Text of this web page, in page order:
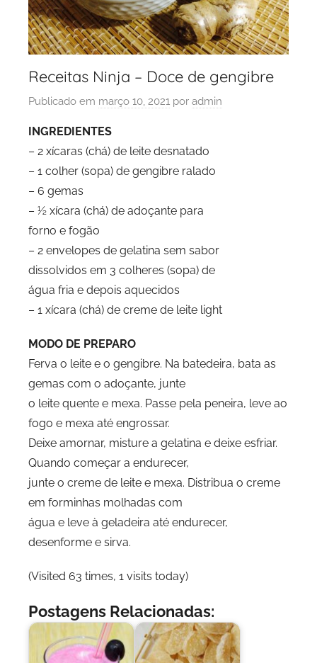
Receitas Ninja – Doce de gengibre
Publicado em março 10, 2021 por admin
INGREDIENTES
– 2 xícaras (chá) de leite desnatado
– 1 colher (sopa) de gengibre ralado
– 6 gemas
– ½ xícara (chá) de adoçante para
forno e fogão
– 2 envelopes de gelatina sem sabor
dissolvidos em 3 colheres (sopa) de
água fria e depois aquecidos
– 1 xícara (chá) de creme de leite light
MODO DE PREPARO
Ferva o leite e o gengibre. Na batedeira, bata as
gemas com o adoçante, junte
o leite quente e mexa. Passe pela peneira, leve ao
fogo e mexa até engrossar.
Deixe amornar, misture a gelatina e deixe esfriar.
Quando começar a endurecer,
junte o creme de leite e mexa. Distribua o creme
em forminhas molhadas com
água e leve à geladeira até endurecer,
desenforme e sirva.
(Visited 63 times, 1 visits today)
Postagens Relacionadas: